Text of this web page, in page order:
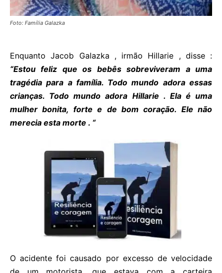
Foto: Família Galazka
Enquanto Jacob Galazka , irmão Hillarie , disse :
“Estou feliz que os bebês sobreviveram a uma
tragédia para a família. Todo mundo adora essas
crianças. Todo mundo adora Hillarie . Ela é uma
mulher bonita, forte e de bom coração. Ele não
merecia esta morte . “
O acidente foi causado por excesso de velocidade